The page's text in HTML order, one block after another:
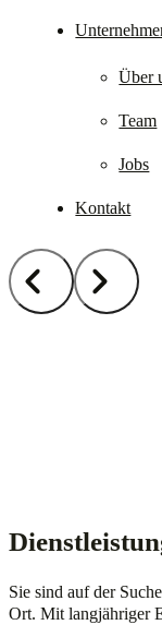
Über
Team
Jobs
Kontakt
Sie sind auf der
Ort. Mit langjähriger